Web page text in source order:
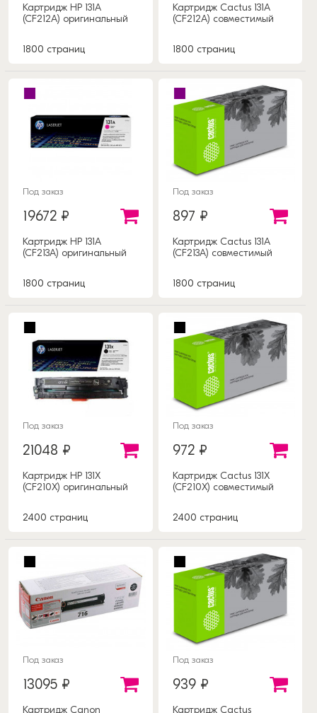
Картридж HP 131A
(CF212A) оригинальный
1800 страниц
Картридж Cactus 131A
(CF212A) совместимый
1800 страниц
Под заказ
19672 ₽
Картридж HP 131A
(CF213A) оригинальный
1800 страниц
Под заказ
897 ₽
Картридж Cactus 131A
(CF213A) совместимый
1800 страниц
Под заказ
21048 ₽
Картридж HP 131X
(CF210X) оригинальный
2400 страниц
Под заказ
972 ₽
Картридж Cactus 131X
(CF210X) совместимый
2400 страниц
Под заказ
13095 ₽
Картридж Canon
Под заказ
939 ₽
Картридж Cactus